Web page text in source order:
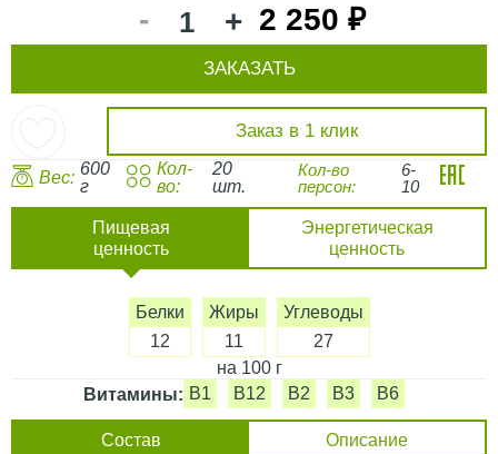
- + 2 250 ₽
Заказ в 1 клик
ЗАКАЗАТЬ
Вес: 600
г
Кол-
во:
20
шт.
Кол-во
персон:
6-
10
Пищевая
ценность
Энергетическая
ценность
Белки
12
Жиры
11
Углеводы
27
на 100 г
Витамины: B1 B12 B2 B3 B6
Состав Описание